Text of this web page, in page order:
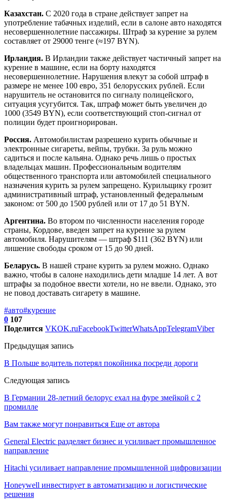
Казахстан. С 2020 года в стране действует запрет на
употребление табачных изделий, если в салоне авто находятся
несовершеннолетние пассажиры. Штраф за курение за рулем
составляет от 29000 тенге (≈197 BYN).
Ирландия. В Ирландии также действует частичный запрет на
курение в машине, если на борту находятся
несовершеннолетние. Нарушения влекут за собой штраф в
размере не менее 100 евро, 351 белорусских рублей. Если
нарушитель не остановится по сигналу полицейского,
ситуация усугубится. Так, штраф может быть увеличен до
1000 (3549 BYN), если соответствующий стоп-сигнал от
полиции будет проигнорирован.
Россия. Автомобилистам разрешено курить обычные и
электронные сигареты, вейпы, трубки. За руль можно
садиться и после кальяна. Однако речь лишь о простых
владельцах машин. Профессиональным водителям
общественного транспорта или автомобилей специального
назначения курить за рулем запрещено. Курильщику грозит
административный штраф, установленный федеральным
законом: от 500 до 1500 рублей или от 17 до 51 BYN.
Аргентина. Во втором по численности населения городе
страны, Кордове, введен запрет на курение за рулем
автомобиля. Нарушителям — штраф $111 (362 BYN) или
лишение свободы сроком от 15 до 90 дней.
Беларусь. В нашей стране курить за рулем можно. Однако
важно, чтобы в салоне находились дети младше 14 лет. А вот
штрафы за подобное ввести хотели, но не ввели. Однако, это
не повод доставать сигарету в машине.
#авто#курение
0 107
Поделится VKOK.ruFacebookTwitterWhatsAppTelegramViber
Предыдущая запись
В Польше водитель потерял покойника посреди дороги
Следующая запись
В Германии 28-летний белорус ехал на фуре змейкой с 2
промилле
Вам также могут понравиться Еще от автора
General Electric разделяет бизнес и усиливает промышленное
направление
Hitachi усиливает направление промышленной цифровизации
Honeywell инвестирует в автоматизацию и логистические
решения